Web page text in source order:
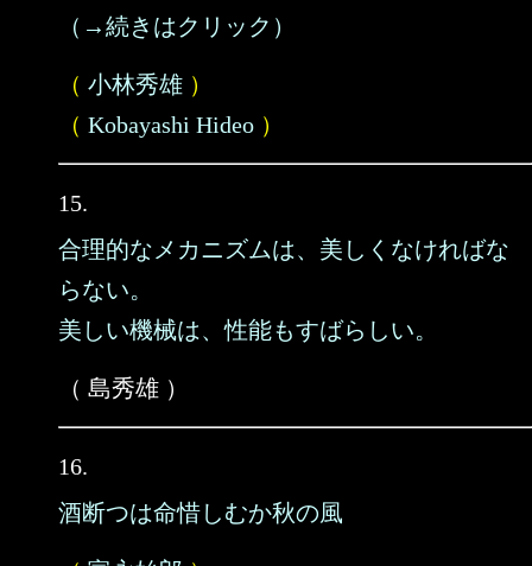
（→続きはクリック）
（ 小林秀雄 ）
（ Kobayashi Hideo ）
15.
合理的なメカニズムは、美しくなければな
らない。
美しい機械は、性能もすばらしい。
（ 島秀雄 ）
16.
酒断つは命惜しむか秋の風